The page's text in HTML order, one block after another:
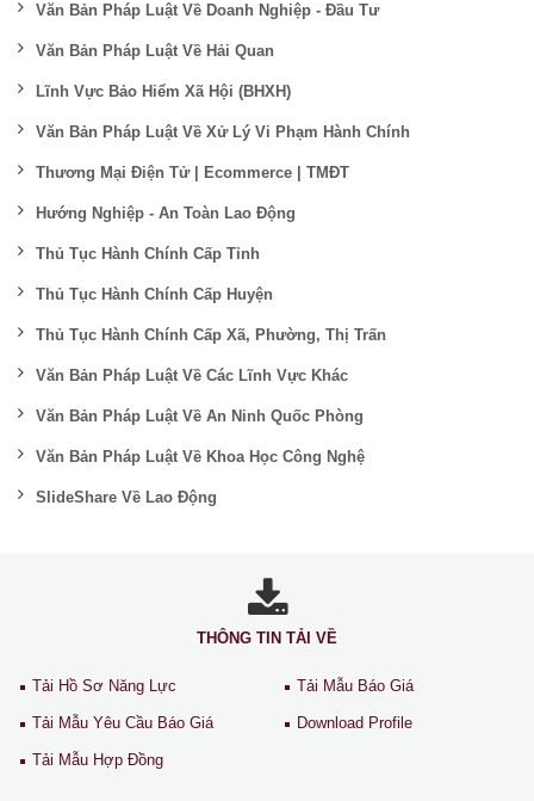
Văn Bản Pháp Luật Về Doanh Nghiệp - Đầu Tư
Văn Bản Pháp Luật Về Hải Quan
Lĩnh Vực Bảo Hiểm Xã Hội (BHXH)
Văn Bản Pháp Luật Về Xử Lý Vi Phạm Hành Chính
Thương Mại Điện Tử | Ecommerce | TMĐT
Hướng Nghiệp - An Toàn Lao Động
Thủ Tục Hành Chính Cấp Tỉnh
Thủ Tục Hành Chính Cấp Huyện
Thủ Tục Hành Chính Cấp Xã, Phường, Thị Trấn
Văn Bản Pháp Luật Về Các Lĩnh Vực Khác
Văn Bản Pháp Luật Về An Ninh Quốc Phòng
Văn Bản Pháp Luật Về Khoa Học Công Nghệ
SlideShare Về Lao Động
THÔNG TIN TẢI VỀ
Tải Hồ Sơ Năng Lực Tải Mẫu Báo Giá
Tải Mẫu Yêu Cầu Báo Giá Download Profile
Tải Mẫu Hợp Đồng